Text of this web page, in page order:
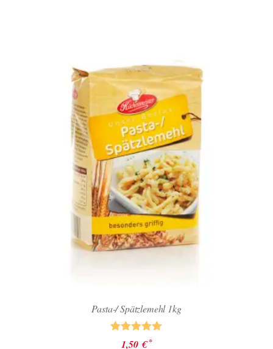
Pasta-/ Spätzlemehl 1kg
Bewertet mit
1,50 € *